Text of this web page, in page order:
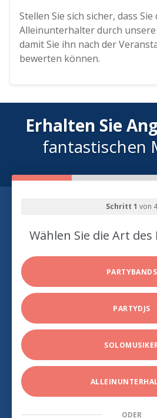
Stellen Sie sich sicher, dass Sie
Alleinunterhalter durch unsere
damit Sie ihn nach der
bewerten können.
Erhalten Sie
fantastischen
Schritt 1 von 4
Wählen Sie die Art
PARTYBANDS
PARTYDJS
ODER